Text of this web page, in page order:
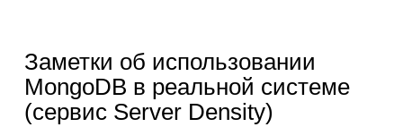
Заметки об использовании
MongoDB в реальной системе
(сервис Server Density)